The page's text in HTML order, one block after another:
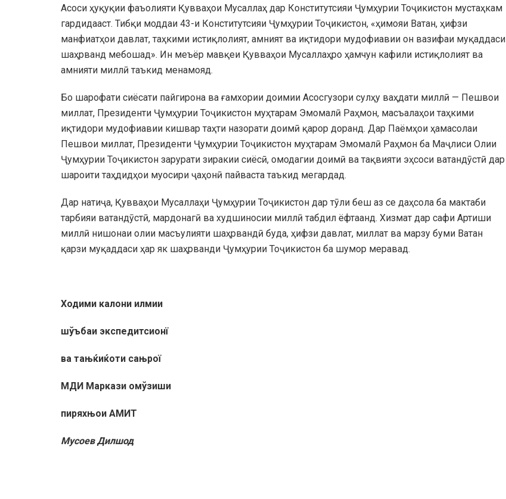
Асоси ҳуқуқии фаъолияти Қувваҳои Мусаллаҳ дар Конститутсияи Ҷумҳурии Тоҷикистон мустаҳкам
гардидааст. Тибқи моддаи 43-и Конститутсияи Ҷумҳурии Тоҷикистон, «ҳимояи Ватан, ҳифзи
манфиатҳои давлат, таҳкими истиқлолият, амният ва иқтидори мудофиавии он вазифаи муқаддаси
шаҳрванд мебошад». Ин меъёр мавқеи Қувваҳои Мусаллаҳро ҳамчун кафили истиқлолият ва
амнияти миллӣ таъкид менамояд.
Бо шарофати сиёсати пайгирона ва ғамхории доимии Асосгузори сулҳу ваҳдати миллӣ — Пешвои
миллат, Президенти Ҷумҳурии Тоҷикистон муҳтарам Эмомалӣ Раҳмон, масъалаҳои таҳкими
иқтидори мудофиавии кишвар таҳти назорати доимӣ қарор доранд. Дар Паёмҳои ҳамасолаи
Пешвои миллат, Президенти Ҷумҳурии Тоҷикистон муҳтарам Эмомалӣ Раҳмон ба Маҷлиси Олии
Ҷумҳурии Тоҷикистон зарурати зиракии сиёсӣ, омодагии доимӣ ва тақвияти эҳсоси ватандӯстӣ дар
шароити таҳдидҳои муосири ҷаҳонӣ пайваста таъкид мегардад.
Дар натиҷа, Қувваҳои Мусаллаҳи Ҷумҳурии Тоҷикистон дар тӯли беш аз се даҳсола ба мактаби
тарбияи ватандӯстӣ, мардонагӣ ва худшиносии миллӣ табдил ёфтаанд. Хизмат дар сафи Артиши
миллӣ нишонаи олии масъулияти шаҳрвандӣ буда, ҳифзи давлат, миллат ва марзу буми Ватан
қарзи муқаддаси ҳар як шаҳрванди Ҷумҳурии Тоҷикистон ба шумор меравад.
Ходими калони илмии
шўъбаи экспедитсионї
ва тањќиќоти сањрої
МДИ Маркази омўзиши
пиряхњои АМИТ
Мусоев Дилшод